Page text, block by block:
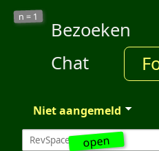
open
n = 1
Bezoeken
Chat
Niet aangemeld